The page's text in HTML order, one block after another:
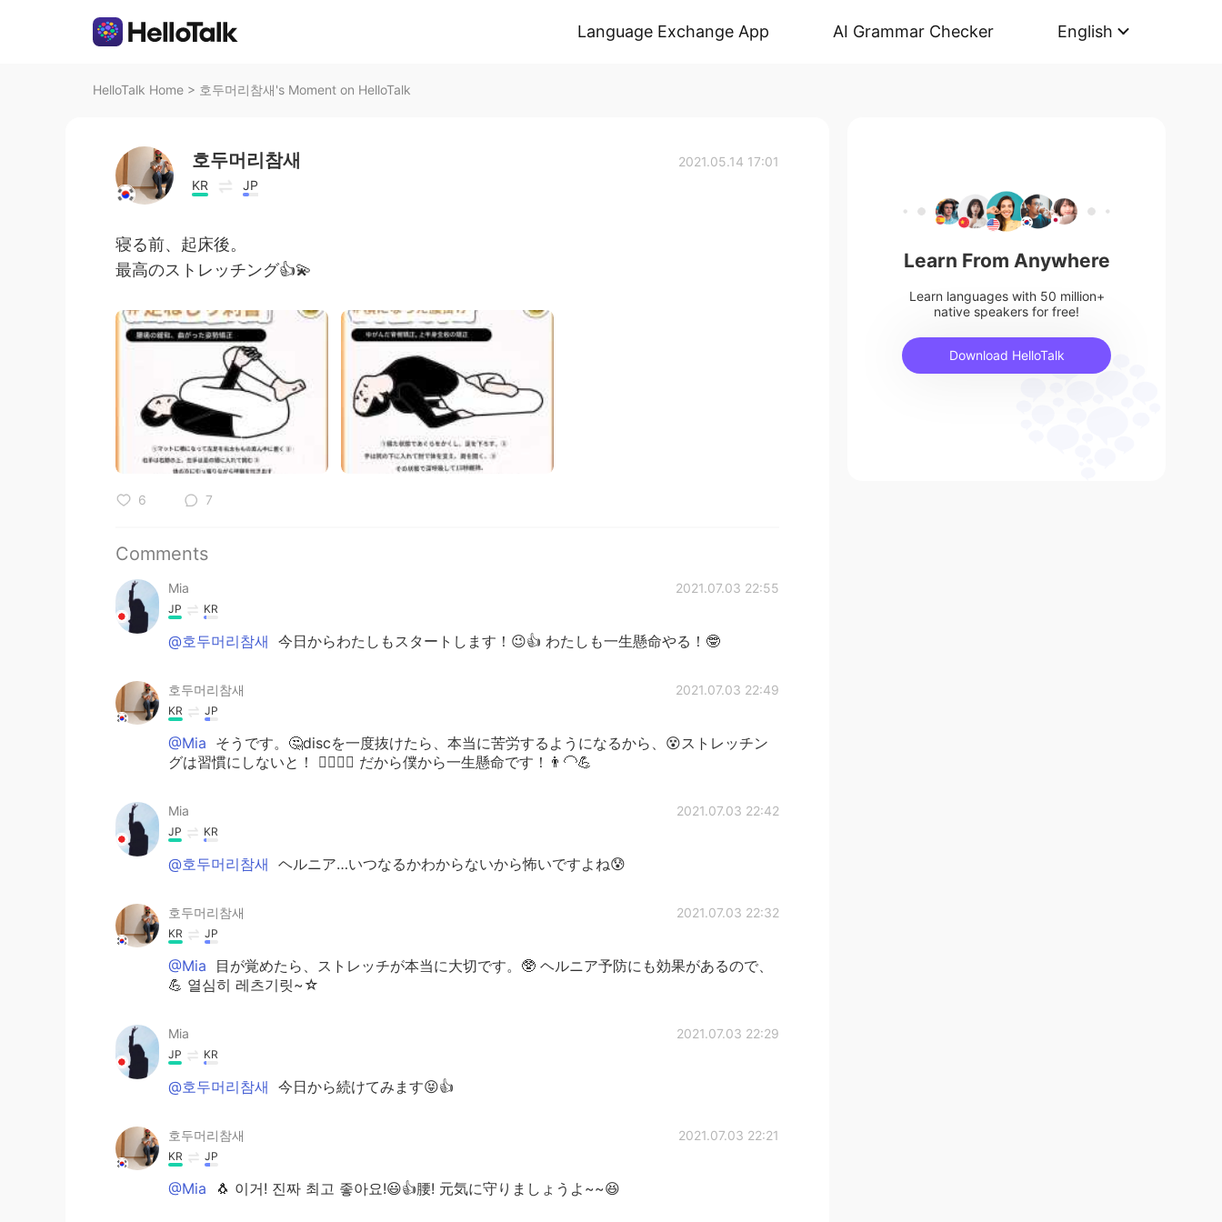
Language Exchange App AI Grammar Checker English
HelloTalk Home > 호두머리참새's Moment on HelloTalk
호두머리참새
KR JP
2021.05.14 17:01
寝る前、起床後。
最高のストレッチング👍💫
6 7
Comments
Mia 2021.07.03 22:55
JP KR
@호두머리참새 今日からわたしもスタートします！😉👍 わたしも一生懸命やる！🤓
호두머리참새 2021.07.03 22:49
KR JP
@Mia そうです。🤔discを一度抜けたら、本当に苦労するようになるから、😵ストレッチン
グは習慣にしないと！ 🧘‍♂️🧘‍♀️ だから僕から一生懸命です！👨‍🦲💪
Mia 2021.07.03 22:42
JP KR
@호두머리참새 ヘルニア…いつなるかわからないから怖いですよね😰
호두머리참새 2021.07.03 22:32
KR JP
@Mia
目が覚めたら、ストレッチが本当に大切です。🥸 ヘルニア予防にも効果があるので、
💪 열심히 레츠기릿~☆
Mia 2021.07.03 22:29
JP KR
@호두머리참새 今日から続けてみます😝👍
호두머리참새 2021.07.03 22:21
KR JP
@Mia 🐧 이거! 진짜 최고 좋아요!😃👍腰! 元気に守りましょうよ~~😆
Learn From Anywhere
Learn languages with 50 million+
native speakers for free!
Download HelloTalk